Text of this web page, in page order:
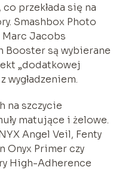
przekłada się na
Smashbox Photo
Marc Jacobs
Booster są wybierane
„dodatkowej
wygładzeniem.
na szczycie
matujące i żelowe.
Angel Veil, Fenty
Onyx Primer czy
High-Adherence